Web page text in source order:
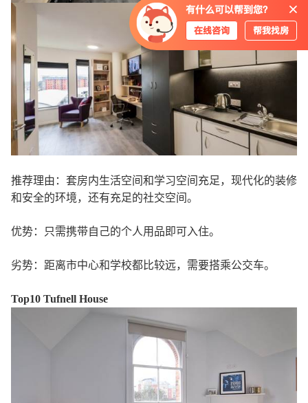
推荐理由：套房内生活空间和学习空间充足，现代化的装修
和安全的环境，还有充足的社交空间。
优势：只需携带自己的个人用品即可入住。
劣势：距离市中心和学校都比较远，需要搭乘公交车。
Top10 Tufnell House
有什么可以帮到您？
在线咨询 帮我找房